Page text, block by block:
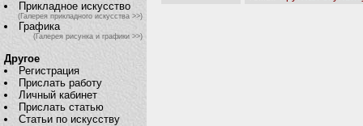
Прикладное искусство
(Галерея прикладного искусства >>)
Графика
(Галерея рисунка и графики >>)
Другое
Регистрация
Прислать работу
Личный кабинет
Прислать статью
Статьи по искусству